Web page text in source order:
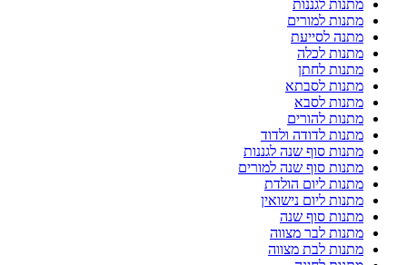
מתנות לגננות
מתנות למורים
מתנה לסייעת
מתנות לכלה
מתנות לחתן
מתנות לסבתא
מתנות לסבא
מתנות להורים
מתנות לדודה ולדוד
מתנות סוף שנה לגננות
מתנות סוף שנה למורים
מתנות ליום הולדת
מתנות ליום נישואין
מתנות סוף שנה
מתנות לבר מצווה
מתנות לבת מצווה